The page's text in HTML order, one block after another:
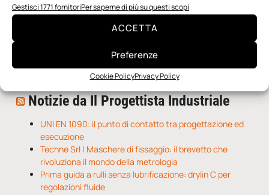
Gestisci 1771 fornitoriPer saperne di più su questi scopi
ACCETTA
Preferenze
Cookie PolicyPrivacy Policy
I nanonastri di grafene come potenziali sensori per i
con un singolo motore
Notizie da Il Progettista Industriale
UNI EN 1090: il punto di contatto tra progettazione ed
esecuzione
Techne Srl | Maschere di fissaggio: il brevetto che
rivoluziona il mondo della metrologia
Prima guida a rulli senza lubrificazione: drylin C per
regolazioni fluide